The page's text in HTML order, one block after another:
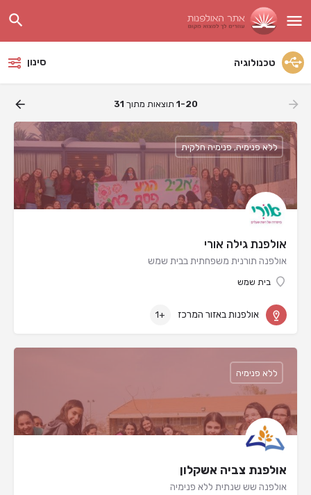
טכנולוגיה סינון
1-20 תוצאות מתוך 31
אולפנת גילה אורי
אולפנה תורנית משפחתית בבית שמש
בית שמש
ללא פנימיה, פנימיה חלקית
אולפנות באזור המרכז +1
אולפנת צביה אשקלון
אולפנה שש שנתית ללא פנימיה
ללא פנימיה